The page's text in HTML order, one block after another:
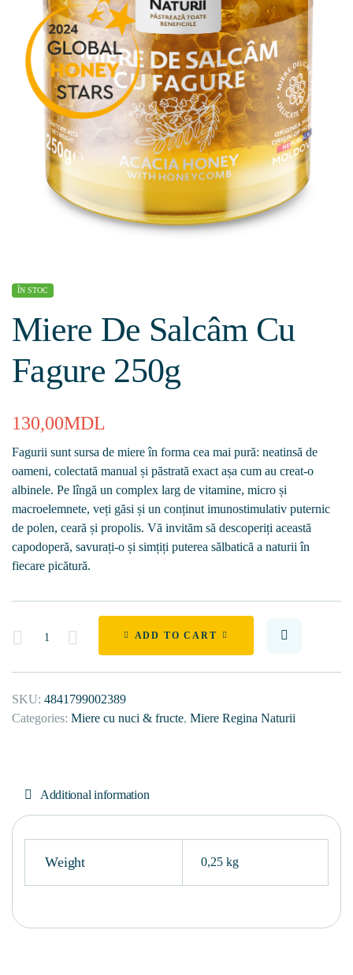
ÎN STOC
Miere De Salcâm Cu
Fagure 250g
130,00MDL
Fagurii sunt sursa de miere în forma cea mai pură: neatinsă de
oameni, colectată manual și păstrată exact așa cum au creat-o
albinele. Pe lîngă un complex larg de vitamine, micro și
macroelemnete, veți găsi și un conținut imunostimulativ puternic
de polen, ceară și propolis. Vă invităm să descoperiți această
capodoperă, savurați-o și simțiți puterea sălbatică a naturii în
fiecare picătură.
Quantity ADD TO CART
SKU: 4841799002389
Categories: Miere cu nuci & fructe, Miere Regina Naturii
Additional information
Weight 0,25 kg